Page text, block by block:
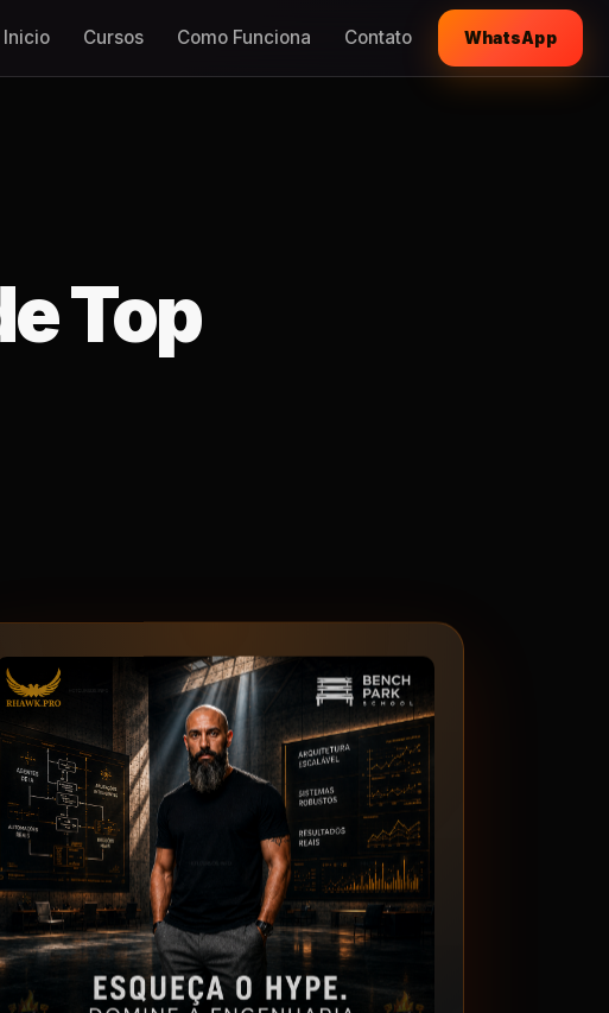
Inicio Cursos Como Funciona Contato WhatsApp
Top